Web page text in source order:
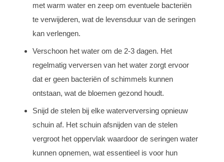
met warm water en zeep om eventuele bacteriën
te verwijderen, wat de levensduur van de seringen
kan verlengen.
Verschoon het water om de 2-3 dagen. Het
regelmatig verversen van het water zorgt ervoor
dat er geen bacteriën of schimmels kunnen
ontstaan, wat de bloemen gezond houdt.
Snijd de stelen bij elke waterverversing opnieuw
schuin af. Het schuin afsnijden van de stelen
vergroot het oppervlak waardoor de seringen water
kunnen opnemen, wat essentieel is voor hun